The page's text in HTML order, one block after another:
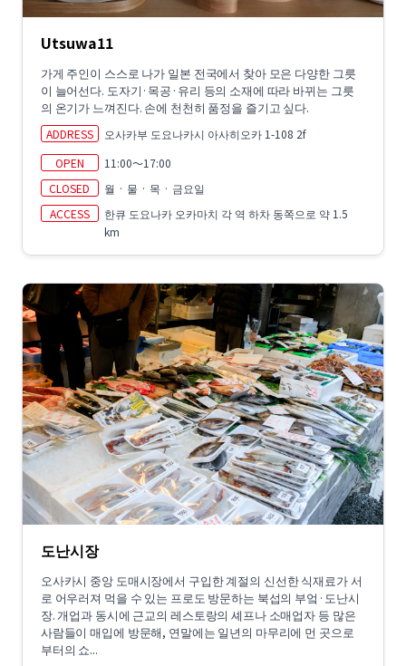
Utsuwa11
가게 주인이 스스로 나가 일본 전국에서 찾아 모은 다양한 그릇
이 늘어선다. 도자기·목공·유리 등의 소재에 따라 바뀌는 그릇
의 온기가 느껴진다. 손에 천천히 품정을 즐기고 싶다.
ADDRESS
오사카부 도요나카시 아사히오카 1-108 2f
OPEN
11:00～17:00
CLOSED
월 · 물 · 목 · 금요일
ACCESS
한큐 도요나카 오카마치 각 역 하차 동쪽으로 약 1.5
km
도난시장
오사카시 중앙 도매시장에서 구입한 계절의 신선한 식재료가 서
로 어우러져 먹을 수 있는 프로도 방문하는 북섭의 부엌·도난시
장. 개업과 동시에 근교의 레스토랑의 셰프나 소매업자 등 많은
사람들이 매입에 방문해, 연말에는 일년의 마무리에 먼 곳으로
부터의 쇼...